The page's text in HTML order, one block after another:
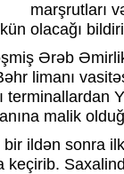
marşrutları
olacağı
Ərəb
limanı
terminallardan
malik
ildən sonra
keçirib.